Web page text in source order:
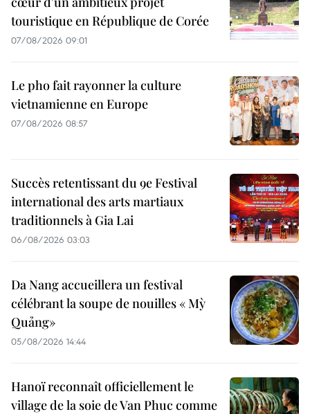
touristique en République de Corée
07/08/2026 09:01
Le pho fait rayonner la culture
vietnamienne en Europe
07/08/2026 08:57
Succès retentissant du 9e Festival
international des arts martiaux
traditionnels à Gia Lai
06/08/2026 03:03
Da Nang accueillera un festival
célébrant la soupe de nouilles « Mỳ
Quảng»
05/08/2026 14:44
Hanoï reconnaît officiellement le
village de la soie de Van Phuc comme